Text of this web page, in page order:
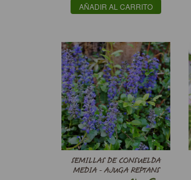
AÑADIR AL CARRITO
SEMILLAS DE CONSUELDA
MEDIA - AJUGA REPTANS